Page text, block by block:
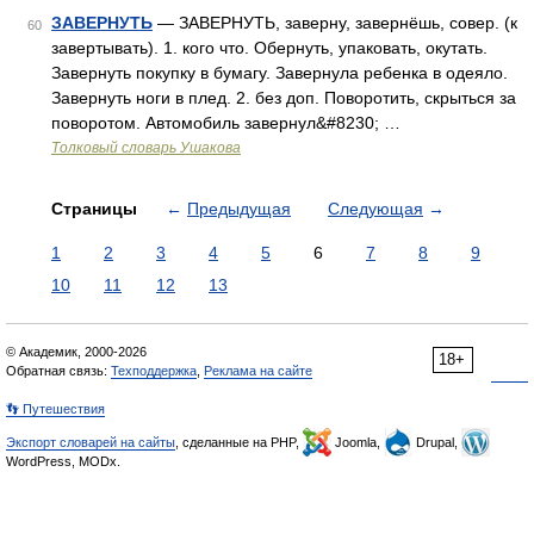
60 ЗАВЕРНУТЬ — ЗАВЕРНУТЬ, заверну, завернёшь, совер. (к
завертывать). 1. кого что. Обернуть, упаковать, окутать.
Завернуть покупку в бумагу. Завернула ребенка в одеяло.
Завернуть ноги в плед. 2. без доп. Поворотить, скрыться за
поворотом. Автомобиль завернул&#8230; …
Толковый словарь Ушакова
Страницы ← Предыдущая Следующая →
1 2 3 4 5 6 7 8
9
10
11 12 13
18+
© Академик, 2000-2026
Обратная связь: Техподдержка Реклама на сайте
👣 Путешествия
Экспорт словарей на сайты , сделанные на PHP, Joomla,
Drupal,
WordPress, MODx.